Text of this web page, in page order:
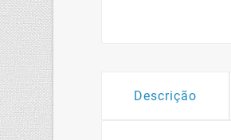
Descrição